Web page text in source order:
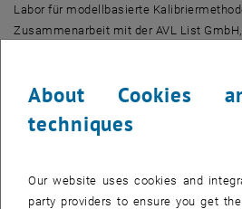
Labor für modellbasierte
Zusammenarbeit mit der AVL List
Grundlagenforschung kann die Industrie
weiter verbessern. Schließlich spielen
Komponenten auf komplexe Weise
enthalten – sie alle manuell
erklärt Jakubek.
About Cookies
techniques
Our website uses cookies and
party providers to ensure you get